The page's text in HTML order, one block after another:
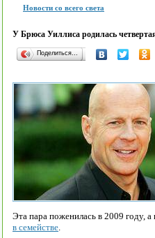
Новости со всего света
У Брюса Уиллиса родилась
Поделиться…
Эта пара поженилась в 2009 году,
в семействе.